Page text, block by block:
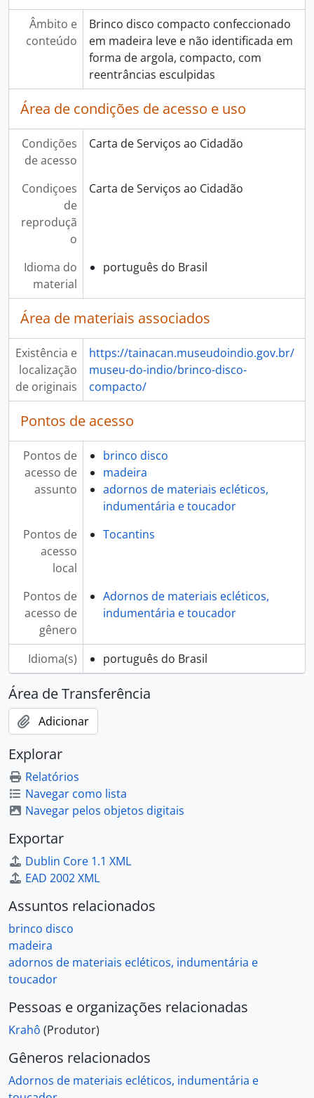
Âmbito e
conteúdo
Brinco disco compacto confeccionado
em madeira leve e não identificada em
forma de argola, compacto, com
reentrâncias esculpidas
Área de condições de acesso e uso
Condições
de acesso
Carta de Serviços ao Cidadão
Condiçoes
de
reproduçã
o
Carta de Serviços ao Cidadão
Idioma do
material
português do Brasil
Área de materiais associados
Existência e
localização
de originais
https://tainacan.museudoindio.gov.br/
museu-do-indio/brinco-disco-
compacto/
Pontos de acesso
Pontos de
acesso de
assunto
brinco disco
madeira
adornos de materiais ecléticos,
indumentária e toucador
Pontos de
acesso
local
Tocantins
Pontos de
acesso de
gênero
Adornos de materiais ecléticos,
indumentária e toucador
Idioma(s) português do Brasil
Área de Transferência
Adicionar
Explorar
Relatórios
Navegar como lista
Navegar pelos objetos digitais
Exportar
Dublin Core 1.1 XML
EAD 2002 XML
Assuntos relacionados
brinco disco
madeira
adornos de materiais ecléticos, indumentária e
toucador
Pessoas e organizações relacionadas
Krahô (Produtor)
Gêneros relacionados
Adornos de materiais ecléticos, indumentária e